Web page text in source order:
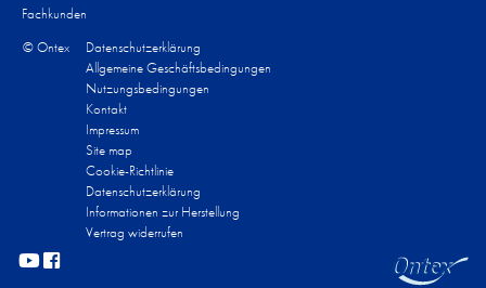
Fachkunden
© Ontex
Datenschutzerklärung
Allgemeine Geschäftsbedingungen
Nutzungsbedingungen
Kontakt
Impressum
Site map
Cookie-Richtlinie
Datenschutzerklärung
Informationen zur Herstellung
Vertrag widerrufen